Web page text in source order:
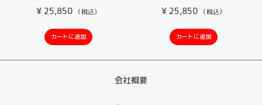
¥ 25,850 （税込）
カートに追加
¥ 25,850 （税込）
カートに追加
会社概要